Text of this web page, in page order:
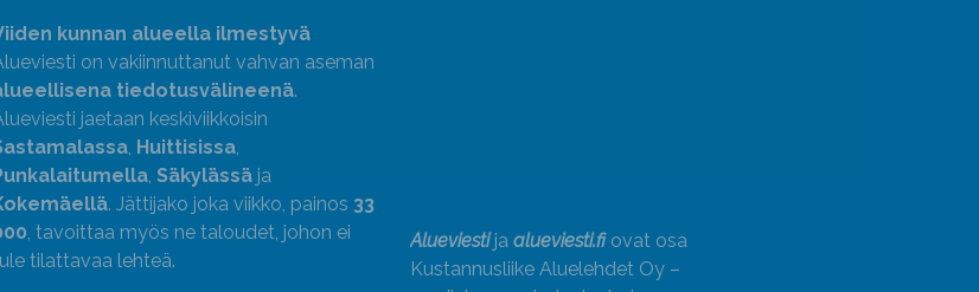
kunnan alueella ilmestyvä
on vakiinnuttanut vahvan aseman
tiedotusvälineenä.
jaetaan keskiviikkoisin
, Huittisissa,
, Säkylässäja
. Jättijako joka viikko, painos 33
, tavoittaa myös ne taloudet, johon ei
tilattavaa lehteä.
Alueviestija alueviesti.fiovat osa
Kustannusliike Aluelehdet Oy –